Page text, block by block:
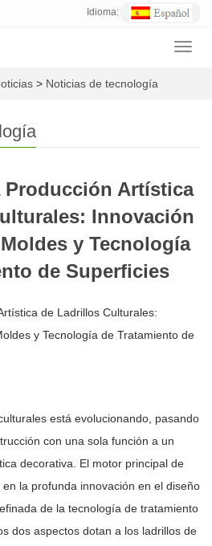
Idioma:
> Noticias de tecnología
Producción Artística
Innovación
y Tecnología
de Superficies
de Ladrillos Culturales:
y Tecnología de Tratamiento de
está evolucionando, pasando
con una sola función a un
decorativa. El motor principal de
la profunda innovación en el diseño
de la tecnología de tratamiento
dos aspectos dotan a los ladrillos de